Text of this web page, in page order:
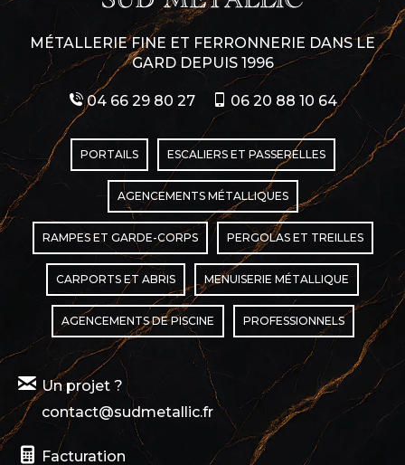
MÉTALLERIE FINE ET FERRONNERIE DANS LE
GARD DEPUIS 1996
04 66 29 80 27 06 20 88 10 64
PORTAILS ESCALIERS ET PASSERELLES
AGENCEMENTS MÉTALLIQUES
RAMPES ET GARDE-CORPS PERGOLAS ET TREILLES
CARPORTS ET ABRIS MENUISERIE MÉTALLIQUE
AGENCEMENTS DE PISCINE PROFESSIONNELS
Un projet ?
contact@sudmetallic.fr
Facturation